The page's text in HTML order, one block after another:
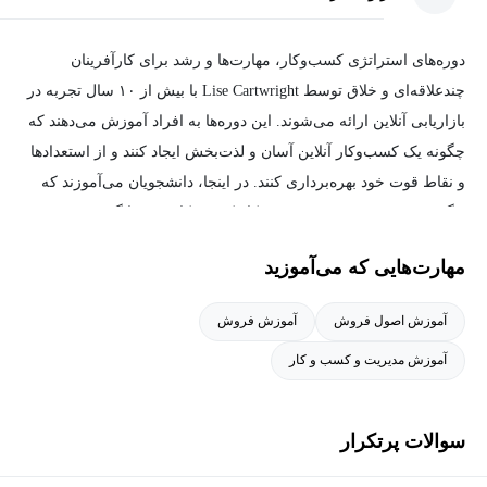
دوره‌های استراتژی کسب‌وکار، مهارت‌ها و رشد برای کارآفرینان
چندعلاقه‌ای و خلاق توسط Lise Cartwright با بیش از ۱۰ سال تجربه در
بازاریابی آنلاین ارائه می‌شوند. این دوره‌ها به افراد آموزش می‌دهند که
چگونه یک کسب‌وکار آنلاین آسان و لذت‌بخش ایجاد کنند و از استعدادها
و نقاط قوت خود بهره‌برداری کنند. در اینجا، دانشجویان می‌آموزند که
افراد همفکر می‌توانند ارتباط برقرار کنند و به یادگیری از یکدیگر
اهداف خود دست یابند. در نهایت، هدف این است که افراد یاد بگیرند
مهارت‌هایی که می‌آموزید
آموزش اصول فروش آموزش فروش
آموزش مدیریت و کسب و کار
سوالات پرتکرار